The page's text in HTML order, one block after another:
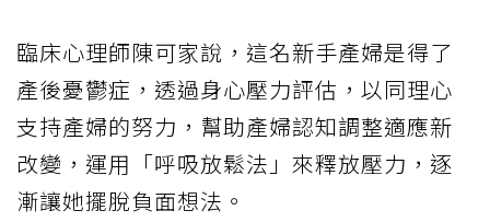
臨床心理師陳可家說，這名新手產婦是得了
產後憂鬱症，透過身心壓力評估，以同理心
支持產婦的努力，幫助產婦認知調整適應新
改變，運用「呼吸放鬆法」來釋放壓力，逐
漸讓她擺脫負面想法。